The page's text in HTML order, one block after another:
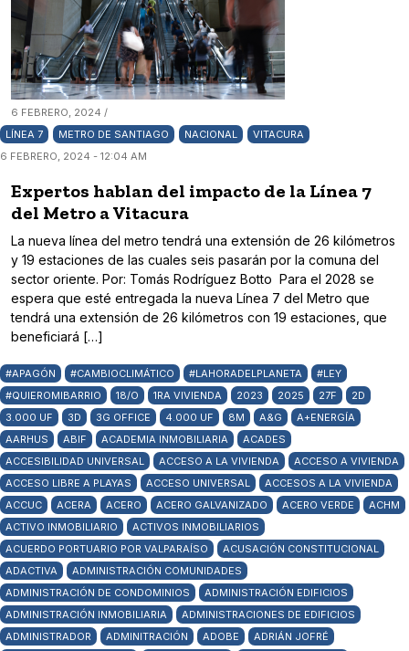
6 FEBRERO, 2024 /
LÍNEA 7
METRO DE SANTIAGO NACIONAL
VITACURA
6 FEBRERO, 2024 - 12:04 AM
Expertos hablan del impacto de la Línea 7
del Metro a Vitacura
La nueva línea del metro tendrá una extensión de 26 kilómetros
y 19 estaciones de las cuales seis pasarán por la comuna del
sector oriente. Por: Tomás Rodríguez Botto Para el 2028 se
espera que esté entregada la nueva Línea 7 del Metro que
tendrá una extensión de 26 kilómetros con 19 estaciones, que
beneficiará […]
#APAGÓN #CAMBIOCLIMÁTICO #LAHORADELPLANETA
#LEY
#QUIEROMIBARRIO
18/O 1RA VIVIENDA 2023 2025 27F
2D
3.000 UF
3D 3G OFFICE 4.000 UF 8M A&G
A+ENERGÍA
AARHUS
ABIF ACADEMIA INMOBILIARIA
ACADES
ACCESIBILIDAD UNIVERSAL
ACCESO A LA VIVIENDA
ACCESO A VIVIENDA
ACCESO LIBRE A PLAYAS
ACCESO UNIVERSAL
ACCESOS A LA VIVIENDA
ACCUC
ACERA ACERO ACERO GALVANIZADO ACERO VERDE
ACHM
ACTIVO INMOBILIARIO
ACTIVOS INMOBILIARIOS
ACUERDO PORTUARIO POR VALPARAÍSO
ACUSACIÓN CONSTITUCIONAL
ADACTIVA
ADMINISTRACIÓN COMUNIDADES
ADMINISTRACIÓN DE CONDOMINIOS
ADMINISTRACIÓN EDIFICIOS
ADMINISTRACIÓN INMOBILIARIA
ADMINISTRACIONES DE EDIFICIOS
ADMINISTRADOR
ADMINITRACIÓN ADOBE
ADRIÁN JOFRÉ